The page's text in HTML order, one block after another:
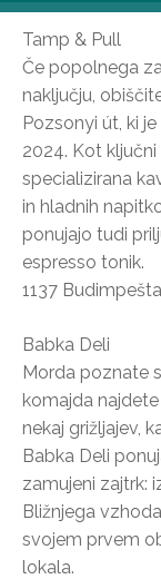
Tamp & Pull
Če popolnega
naključju,
Pozsonyi út, ki
2024. Kot
specializirana
in hladnih
ponujajo tudi
espresso tonik.
1137
Babka Deli
Morda poznate
komajda
nekaj grižljajev,
Babka Deli
zamujeni zajtrk:
Bližnjega
svojem prvem
lokala.